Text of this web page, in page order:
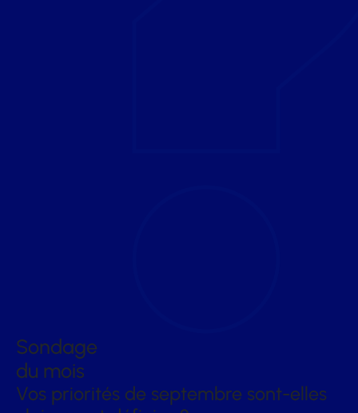
Sondage
du mois
Vos priorités de septembre sont-elles